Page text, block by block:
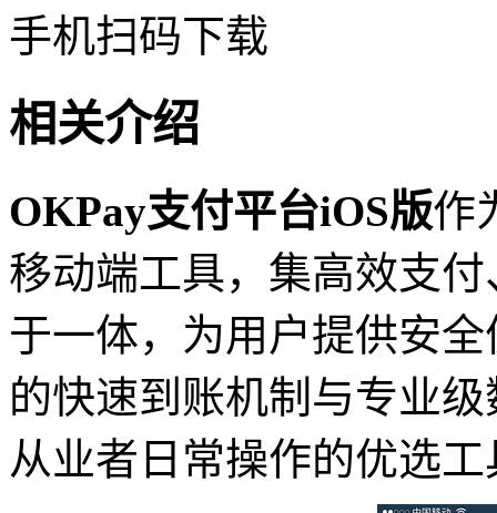
手机扫码下载
相关介绍
OKPay支付平台iOS版作
移动端工具，集高效支
于一体，为用户提供安
的快速到账机制与专业
从业者日常操作的优选工